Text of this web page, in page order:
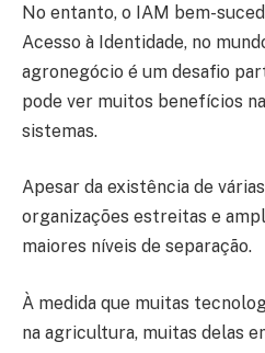
No entanto, o IAM bem-
Acesso à Identidade, no
agronegócio é um desafio
pode ver muitos benefícios
sistemas.
Apesar da existência de
organizações estreitas e
maiores níveis de separação.
À medida que muitas
na agricultura, muitas delas